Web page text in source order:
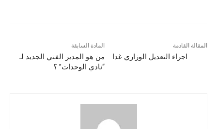
المادة السابقة
من هو المدير الفني الجديد لـ
“نادي الوحدات” ؟
المقالة القادمة
اجراء التعديل الوزاري غدا